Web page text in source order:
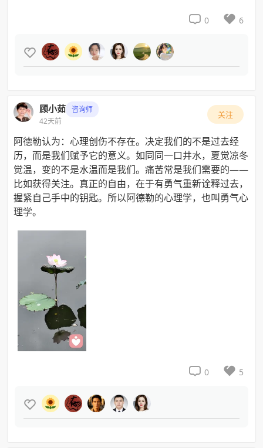
 0  6

顾小茹
咨询师
42天前
关注
阿德勒认为：心理创伤不存在。决定我们的不是过去经
历，而是我们赋予它的意义。如同同一口井水，夏觉凉冬
觉温，变的不是水温而是我们。痛苦常是我们需要的——
比如获得关注。真正的自由，在于有勇气重新诠释过去，
握紧自己手中的钥匙。所以阿德勒的心理学，也叫勇气心
理学。
 0  5
